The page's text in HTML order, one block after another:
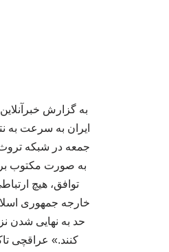
به گزارش
ایران به سرعت به
جمعه در شبکه تروث
به صورت مکتوب بر
توافق، هیچ
حد به نهایی شدن
کنند.» عراقچی